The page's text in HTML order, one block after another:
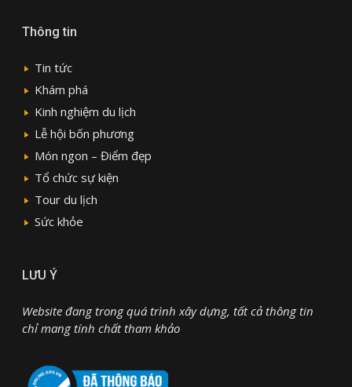
Thông tin
Tin tức
Khám phá
Kinh nghiệm du lịch
Lễ hội bốn phương
Món ngon – Điểm đẹp
Tổ chức sự kiện
Tour du lịch
Sức khỏe
LƯU Ý
Website đang trong quá trình xây dựng, tất cả thông tin
chỉ mang tính chất tham khảo